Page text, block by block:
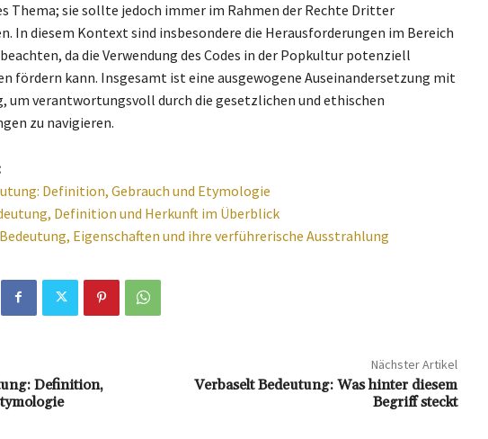
Thema; sie sollte jedoch immer im Rahmen der Rechte Dritter
In diesem Kontext sind insbesondere die Herausforderungen im Bereich
da die Verwendung des Codes in der Popkultur potenziell
fördern kann. Insgesamt ist eine ausgewogene Auseinandersetzung mit
um verantwortungsvoll durch die gesetzlichen und ethischen
zu navigieren.
Definition, Gebrauch und Etymologie
Definition und Herkunft im Überblick
Eigenschaften und ihre verführerische Ausstrahlung
Definition,
Nächster Artikel
Verbaselt Bedeutung: Was hinter diesem
Begriff steckt